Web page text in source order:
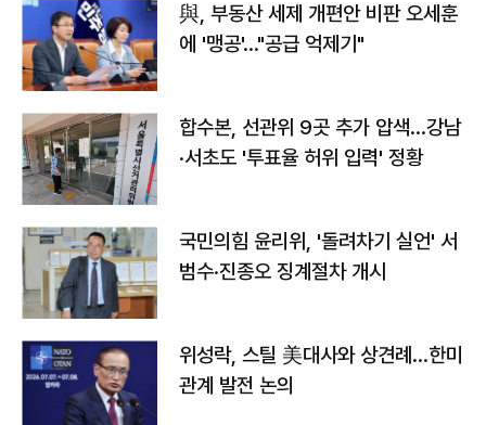
與, 부동산 세제 개편안 비판 오세훈
에 '맹공'…"공급 억제기"
합수본, 선관위 9곳 추가 압색…강남
·서초도 '투표율 허위 입력' 정황
국민의힘 윤리위, '돌려차기 실언' 서
범수·진종오 징계절차 개시
위성락, 스틸 美대사와 상견례…한미
관계 발전 논의